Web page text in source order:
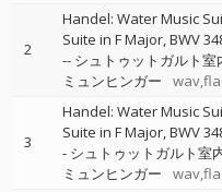
2
Handel: Water Music
Suite in F Major, BWV
-- シュトゥットガルト室
ミュンヒンガー
3
Handel: Water Music
Suite in F Major, BWV
- シュトゥットガルト室
ミュンヒンガー